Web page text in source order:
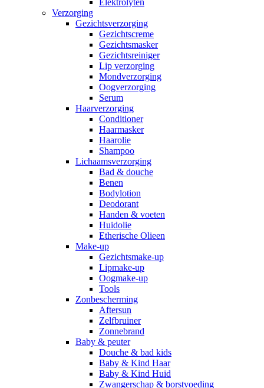
Elektrolyten
Verzorging
Gezichtsverzorging
Gezichtscreme
Gezichtsmasker
Gezichtsreiniger
Lip verzorging
Mondverzorging
Oogverzorging
Serum
Haarverzorging
Conditioner
Haarmasker
Haarolie
Shampoo
Lichaamsverzorging
Bad & douche
Benen
Bodylotion
Deodorant
Handen & voeten
Huidolie
Etherische Olieen
Make-up
Gezichtsmake-up
Lipmake-up
Oogmake-up
Tools
Zonbescherming
Aftersun
Zelfbruiner
Zonnebrand
Baby & peuter
Douche & bad kids
Baby & Kind Haar
Baby & Kind Huid
Zwangerschap & borstvoeding